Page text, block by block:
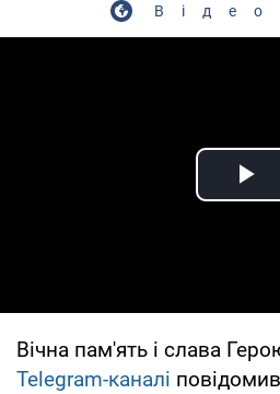
Вічна пам'ять і слава
Telegram-каналі